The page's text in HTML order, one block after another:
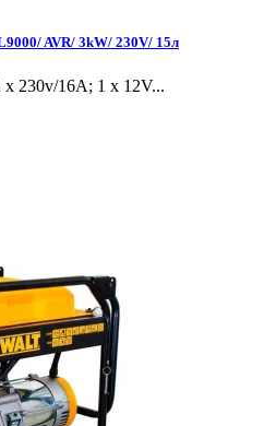
AVR/ 3kW/ 230V/ 15л
x 230v/16A; 1 x 12V...